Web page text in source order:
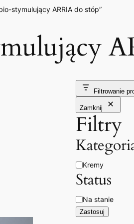
stymulujący ARRIA do stóp”
Filtrowanie
Zamknij
Filtry
Kategoria
Kremy
Status
Dostępność
Na stanie
Zastosuj